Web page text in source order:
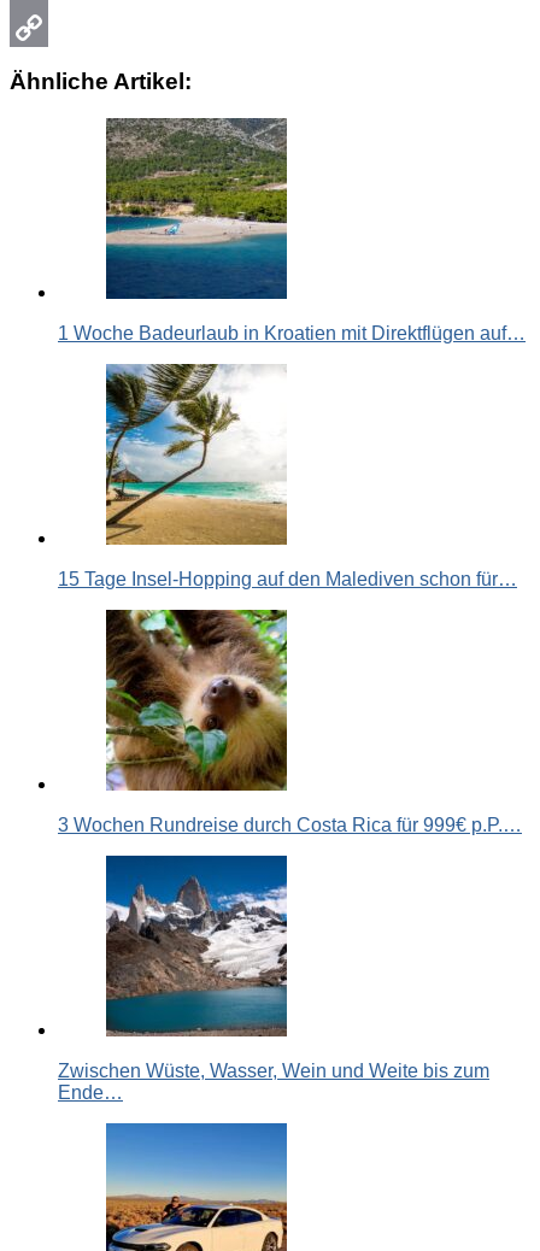
Email
Copy
Ähnliche Artikel:
1 Woche Badeurlaub in Kroatien mit Direktflügen auf…
15 Tage Insel-Hopping auf den Malediven schon für…
3 Wochen Rundreise durch Costa Rica für 999€ p.P.…
Zwischen Wüste, Wasser, Wein und Weite bis zum
Ende…